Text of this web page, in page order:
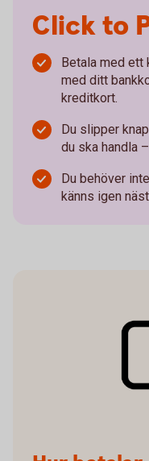
Click to
Betala med ett
med ditt
kreditkort.
Du slipper
du ska handla
Du behöver
känns igen